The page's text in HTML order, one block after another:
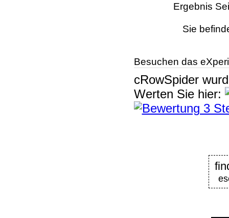
Ergebnis
Sie
Besuchen das
cRowSpider
Werten Sie hier: